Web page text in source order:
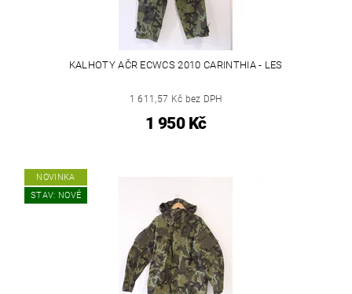
KALHOTY AČR ECWCS 2010 CARINTHIA - LES
1 611,57 Kč bez DPH
1 950 Kč
NOVINKA
STAV: NOVÉ